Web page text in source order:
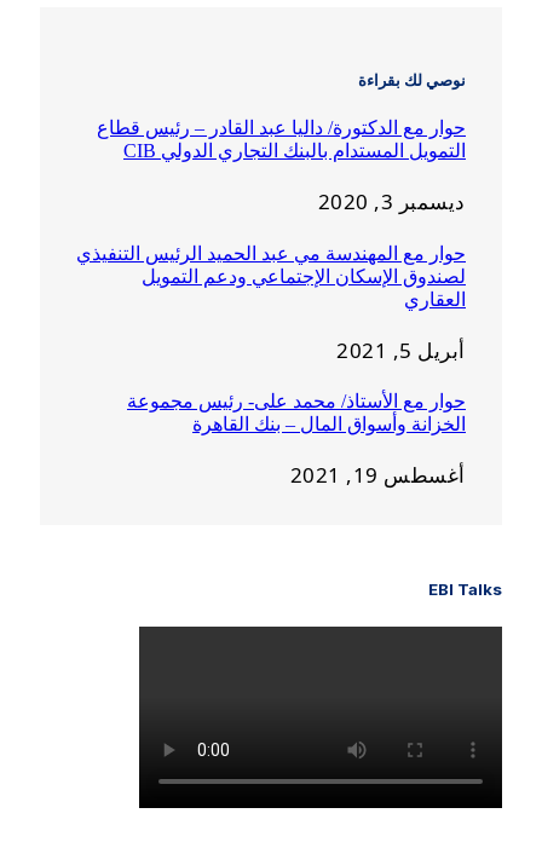
نوصي لك بقراءة
حوار مع الدكتورة/ داليا عبد القادر – رئيس قطاع
التمويل المستدام بالبنك التجاري الدولي CIB
ديسمبر 3, 2020
حوار مع المهندسة مي عبد الحميد الرئيس التنفيذي
لصندوق الإسكان الإجتماعي ودعم التمويل
العقاري
أبريل 5, 2021
حوار مع الأستاذ/ محمد على- رئيس مجموعة
الخزانة وأسواق المال – بنك القاهرة
أغسطس 19, 2021
EBI Talks